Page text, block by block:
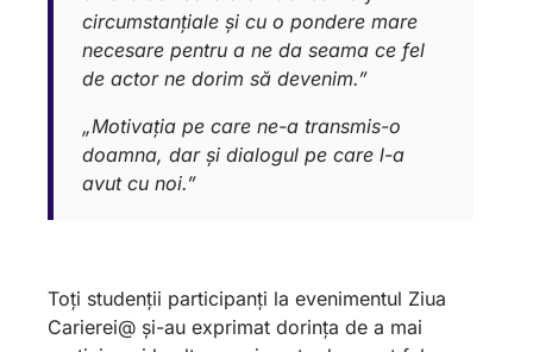
circumstanțiale și cu o pondere mare
necesare pentru a ne da seama ce fel
de actor ne dorim să devenim.”
„Motivația pe care ne-a transmis-o
doamna, dar și dialogul pe care l-a
avut cu noi.”
Toți studenții participanți la evenimentul Ziua
Carierei@ și-au exprimat dorința de a mai